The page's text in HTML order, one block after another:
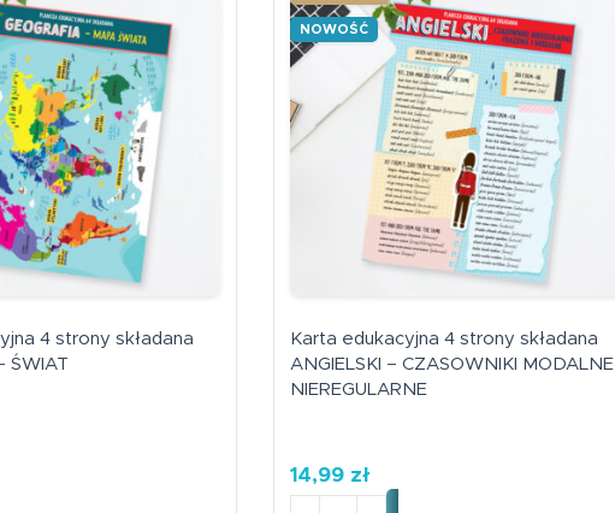
4 strony składana
ŚWIAT
4 strony składana GEOGRAFIA - ŚWIAT
NOWOŚĆ
Karta edukacyjna 4 strony składana
ANGIELSKI – CZASOWNIKI MODALNE I
NIEREGULARNE
14,99 zł